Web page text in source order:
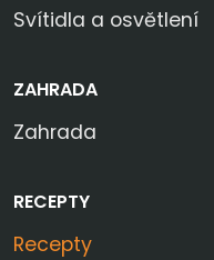
Svítidla a osvětlení
ZAHRADA
Zahrada
RECEPTY
Recepty